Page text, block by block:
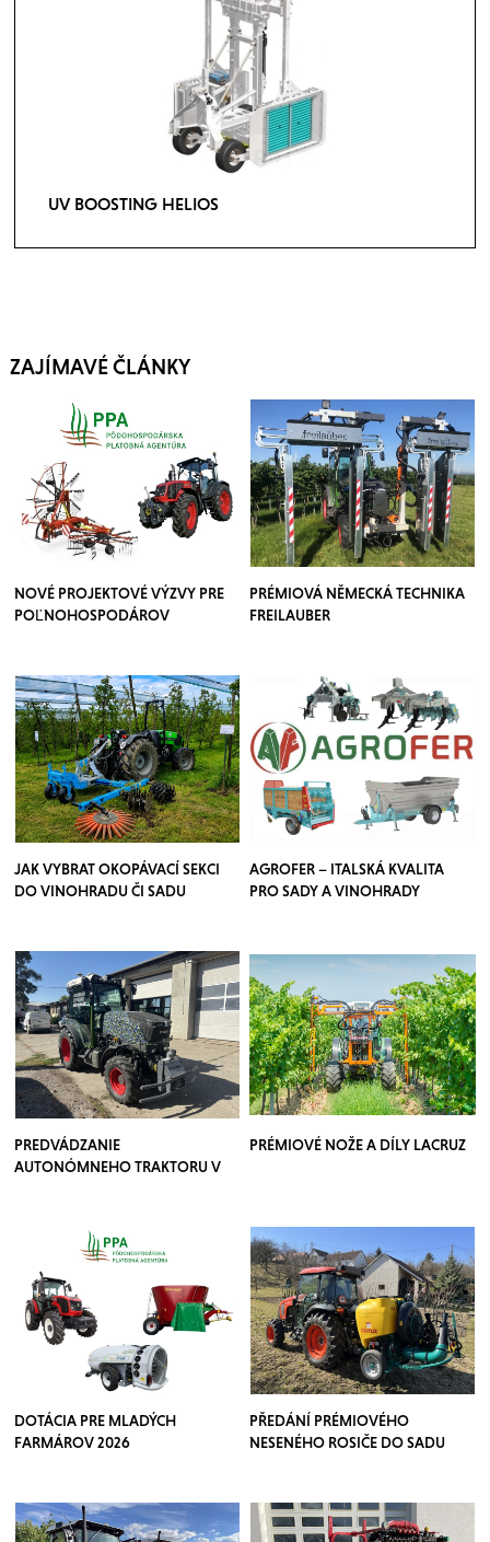
UV BOOSTING HELIOS
ZAJÍMAVÉ ČLÁNKY
NOVÉ PROJEKTOVÉ VÝZVY PRE
POĽNOHOSPODÁROV
PRÉMIOVÁ NĚMECKÁ TECHNIKA
FREILAUBER
JAK VYBRAT OKOPÁVACÍ SEKCI
DO VINOHRADU ČI SADU
AGROFER – ITALSKÁ KVALITA
PRO SADY A VINOHRADY
PREDVÁDZANIE
AUTONÓMNEHO TRAKTORU V
PRÉMIOVÉ NOŽE A DÍLY LACRUZ
DOTÁCIA PRE MLADÝCH
FARMÁROV 2026
PŘEDÁNÍ PRÉMIOVÉHO
NESENÉHO ROSIČE DO SADU